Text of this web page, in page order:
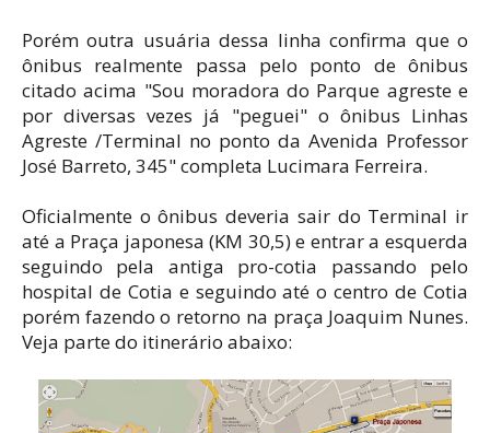
Porém outra usuária dessa linha confirma que o
ônibus realmente passa pelo ponto de ônibus
citado acima "Sou moradora do Parque agreste e
por diversas vezes já "peguei" o ônibus Linhas
Agreste /Terminal no ponto da Avenida Professor
José Barreto, 345" completa Lucimara Ferreira.
Oficialmente o ônibus deveria sair do Terminal ir
até a Praça japonesa (KM 30,5) e entrar a esquerda
seguindo pela antiga pro-cotia passando pelo
hospital de Cotia e seguindo até o centro de Cotia
porém fazendo o retorno na praça Joaquim Nunes.
Veja parte do itinerário abaixo: